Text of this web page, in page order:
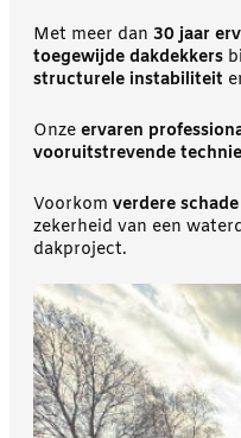
Met meer dan 30 jaar
toegewijde dakdekkers
structurele instabiliteit
Onze ervaren
vooruitstrevende
Voorkom verdere schade
zekerheid van een
dakproject.